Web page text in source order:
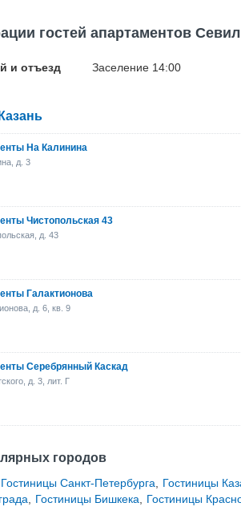
гостей апартаментов
и отъезд Заселение 14:00
На Калинина
д. 3
Чистопольская 43
д. 43
Галактионова
д. 6, кв. 9
Серебрянный Каскад
д. 3, лит. Г
городов
Гостиницы Санкт-Петербурга
Гостиницы
Гостиницы Бишкека Гостиницы